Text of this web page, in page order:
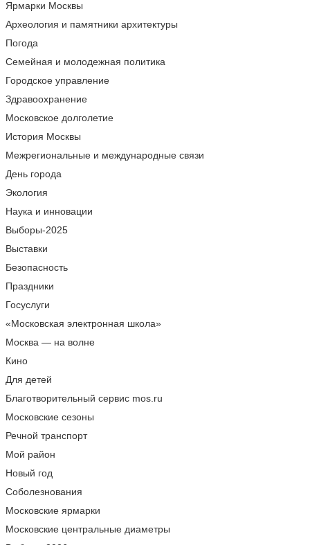
Ярмарки Москвы
Археология и памятники архитектуры
Погода
Семейная и молодежная политика
Городское управление
Здравоохранение
Московское долголетие
История Москвы
Межрегиональные и международные связи
День города
Экология
Наука и инновации
Выборы-2025
Выставки
Безопасность
Праздники
Госуслуги
«Московская электронная школа»
Москва — на волне
Кино
Для детей
Благотворительный сервис mos.ru
Московские сезоны
Речной транспорт
Мой район
Новый год
Соболезнования
Московские ярмарки
Московские центральные диаметры